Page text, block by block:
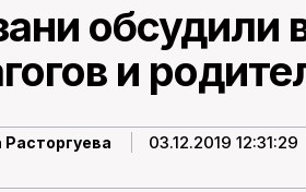
обсудили
и
Расторгуева 03.12.2019 12:31:29